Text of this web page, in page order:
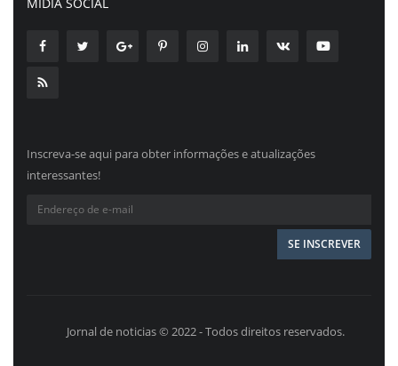
Inscreva-se aqui para obter informações e atualizações
interessantes!
Jornal de noticias © 2022 - Todos direitos reservados.